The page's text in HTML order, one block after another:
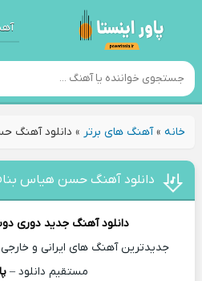
خانه»آهنگ های برتر » دانلود آهنگ
دانلود آهنگ حسن هیاس
دانلود آهنگ جدید دوری
جدیدترین آهنگ های ایرانی و
مستقیم دانلود –